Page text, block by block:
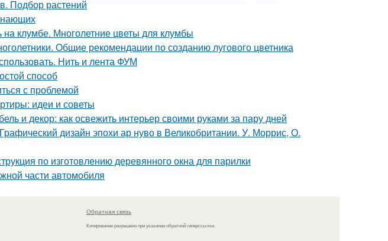
Подбор растений
на клумбе. Многолетние цветы для клумбы
Общие рекомендации по созданию лугового цветника
Нить и лента ФУМ
способ
с проблемой
идеи и советы
и декор: как освежить интерьер своими руками за пару дней
дизайн эпохи ар нуво в Великобритании. У. Моррис, О.
по изготовлению деревянного окна для парилки
части автомобиля
Обратная связь
Копирование разрешено при указании обратной гиперссылки.